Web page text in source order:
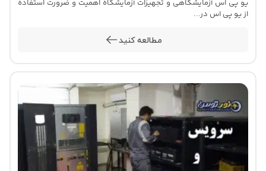
یو پی اس آزمایشگاهی و تجهیزات آزمایشگاه اهمیت و ضرورت استفاده
از یو پی اس در...
مطالعه کنید